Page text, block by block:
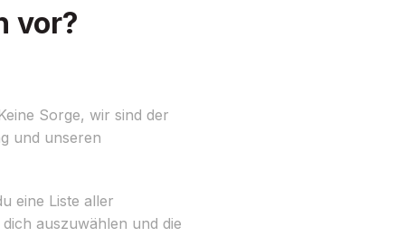
vor?
Sorge, wir sind der
und unseren
eine Liste aller
auszuwählen und die